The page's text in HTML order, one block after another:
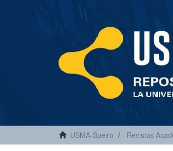
USMA-Speiro Revistas